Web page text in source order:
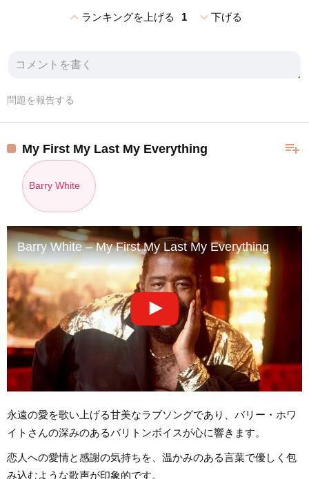
expand_lessランキングを上げる 1 expand_more下げる
問題を報告する
playlist_add
My First My Last My Everything
Barry White
Barry White – My First My Last My Everything
永遠の愛を歌い上げる甘美なラブソングであり、バリー・ホワ
イトさんの深みのあるバリトンボイスが心に響きます。
恋人への愛情と感謝の気持ちを、温かみのある言葉で優しく包
み込むような歌声が印象的です。